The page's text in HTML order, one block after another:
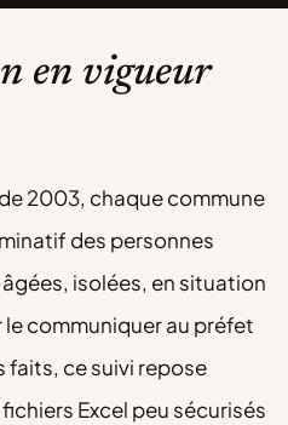
en vigueur
2003, chaque commune
des personnes
isolées, en situation
communiquer au préfet
faits, ce suivi repose
Excel peu sécurisés